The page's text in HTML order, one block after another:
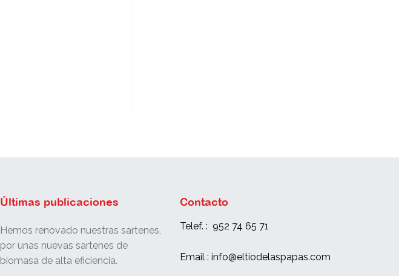
Últimas publicaciones
Hemos renovado nuestras sartenes,
por unas nuevas sartenes de
biomasa de alta eficiencia.
Contacto
Telef. : 952 74 65 71
Email : info@eltiodelaspapas.com